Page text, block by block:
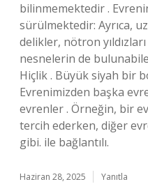
bilinmemektedir .
sürülmektedir: Ayrıca,
delikler, nötron
nesnelerin de
Hiçlik . Büyük siyah bir
Evrenimizden başka
evrenler . Örneğin, bir
tercih ederken, diğer
gibi. ile bağlantılı.
Haziran 28, 2025 Yanıtla